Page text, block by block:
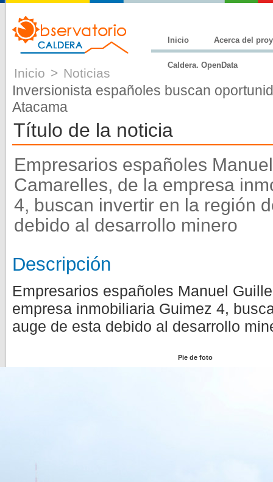
Inicio Acerca del
Caldera. OpenData
Inicio > Noticias
Inversionista españoles buscan
Atacama
Título de la noticia
Empresarios españoles
Camarelles, de la empresa
4, buscan invertir en la región
debido al desarrollo minero
Descripción
Empresarios españoles Manuel
empresa inmobiliaria Guimez 4,
auge de esta debido al desarrollo
Pie de foto